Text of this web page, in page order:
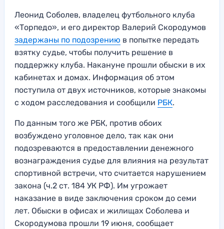
Леонид Соболев, владелец футбольного клуба
«Торпедо», и его директор Валерий Скородумов
задержаны по подозрению в попытке передать
взятку судье, чтобы получить решение в
поддержку клуба. Накануне прошли обыски в их
кабинетах и домах. Информация об этом
поступила от двух источников, которые знакомы
с ходом расследования и сообщили РБК.
По данным того же РБК, против обоих
возбуждено уголовное дело, так как они
подозреваются в предоставлении денежного
вознаграждения судье для влияния на результат
спортивной встречи, что считается нарушением
закона (ч.2 ст. 184 УК РФ). Им угрожает
наказание в виде заключения сроком до семи
лет. Обыски в офисах и жилищах Соболева и
Скородумова прошли 19 июня, сообщает